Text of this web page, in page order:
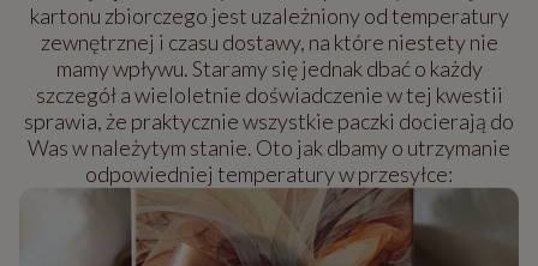
kartonu zbiorczego jest uzależniony od temperatury
zewnętrznej i czasu dostawy, na które niestety nie
mamy wpływu. Staramy się jednak dbać o każdy
szczegół a wieloletnie doświadczenie w tej kwestii
sprawia, że praktycznie wszystkie paczki docierają do
Was w należytym stanie. Oto jak dbamy o utrzymanie
odpowiedniej temperatury w przesyłce: